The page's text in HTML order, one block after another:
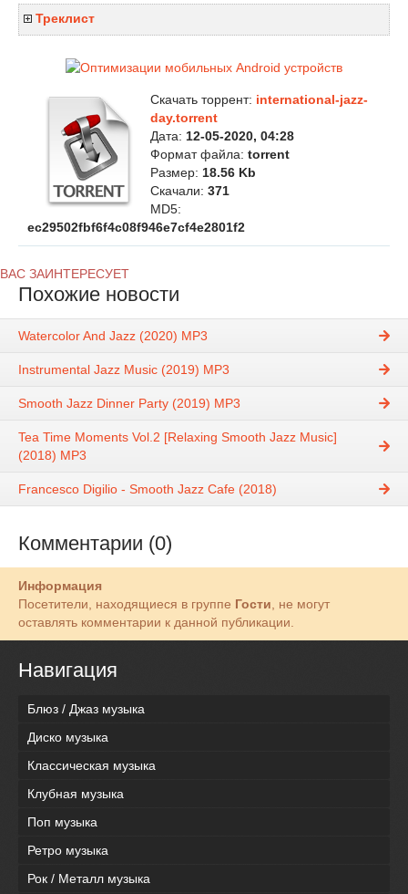
Треклист
Скачать торрент: international-jazz-
day.torrent
Дата: 12-05-2020, 04:28
Формат файла: torrent
Размер: 18.56 Kb
Скачали: 371
MD5:
ec29502fbf6f4c08f946e7cf4e2801f2
ВАС ЗАИНТЕРЕСУЕТ
Похожие новости
Watercolor And Jazz (2020) MP3
Instrumental Jazz Music (2019) MP3
Smooth Jazz Dinner Party (2019) MP3
Tea Time Moments Vol.2 [Relaxing Smooth Jazz Music]
(2018) MP3
Francesco Digilio - Smooth Jazz Cafe (2018)
Комментарии (0)
Информация
Посетители, находящиеся в группе Гости, не могут
оставлять комментарии к данной публикации.
Навигация
Блюз / Джаз музыка
Диско музыка
Классическая музыка
Клубная музыка
Поп музыка
Ретро музыка
Рок / Металл музыка